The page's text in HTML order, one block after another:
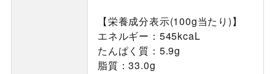
【栄養成分表示(100g当たり)】
エネルギー：545kcaL
たんぱく質：5.9g
脂質：33.0g